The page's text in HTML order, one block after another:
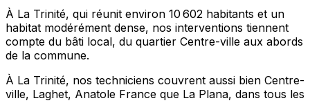
À La Trinité, qui réunit environ 10 602 habitants et un
habitat modérément dense, nos interventions tiennent
compte du bâti local, du quartier Centre-ville aux abords
de la commune.
À La Trinité, nos techniciens couvrent aussi bien Centre-
ville, Laghet, Anatole France que La Plana, dans tous les